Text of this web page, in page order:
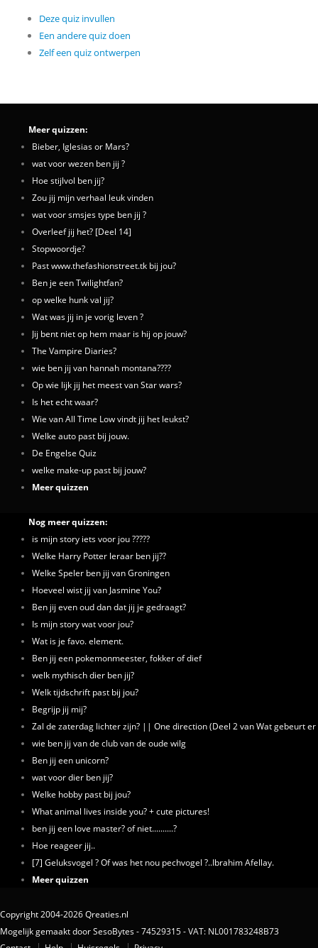
Deze quiz invullen
Een andere quiz doen
Zelf een quiz ontwerpen
Meer quizzen:
Bieber, Iglesias or Mars?
wat voor wezen ben jij ?
Hoe stijlvol ben jij?
Zou jij mijn verhaal leuk vinden
wat voor smsjes type ben jij ?
Overleef jij het? [Deel 14]
Stopwoordje?
Past www.thefashionstreet.tk bij jou?
Ben je een Twilightfan?
op welke hunk val jij?
Wat was jij in je vorig leven ?
Jij bent niet op hem maar is hij op jouw?
The Vampire Diaries?
wie ben jij van hannah montana????
Op wie lijk jij het meest van Star wars?
Is het echt waar?
Wie van All Time Low vindt jij het leukst?
Welke auto past bij jouw.
De Engelse Quiz
welke make-up past bij jouw?
Meer quizzen
Nog meer quizzen:
is mijn story iets voor jou ?????
Welke Harry Potter leraar ben jij??
Welke Speler ben jij van Groningen
Hoeveel wist jij van Jasmine You?
Ben jij even oud dan dat jij je gedraagt?
Is mijn story wat voor jou?
Wat is je favo. element.
Ben jij een pokemonmeester, fokker of dief
welk mythisch dier ben jij?
Welk tijdschrift past bij jou?
Begrijp jij mij?
Zal de zaterdag lichter zijn? || One direction (Deel 2 van Wat gebeurt
wie ben jij van de club van de oude wilg
Ben jij een unicorn?
wat voor dier ben jij?
Welke hobby past bij jou?
What animal lives inside you? + cute pictures!
ben jij een love master? of niet..........?
Hoe reageer jij..
[7] Geluksvogel ? Of was het nou pechvogel ?..Ibrahim Afellay.
Meer quizzen
Copyright 2004-2026 Qreaties.nl
Mogelijk gemaakt door SesoBytes - 74529315 - VAT: NL001783248B73